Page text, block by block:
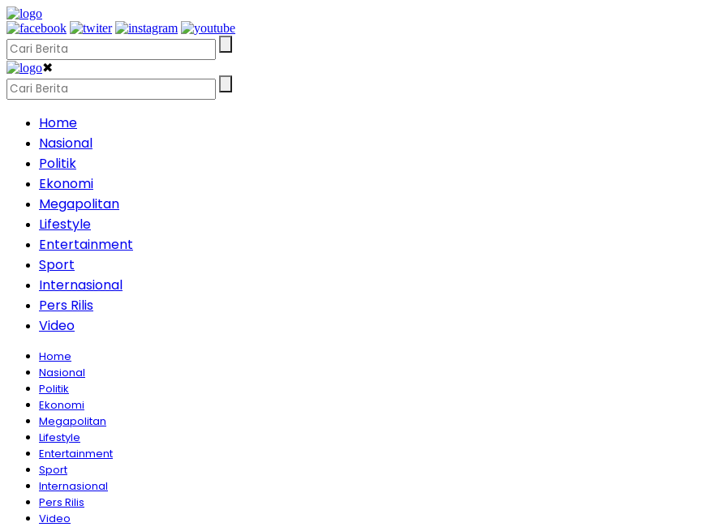
✖
Home
Nasional
Politik
Ekonomi
Megapolitan
Lifestyle
Entertainment
Sport
Internasional
Pers Rilis
Video
Home
Nasional
Politik
Ekonomi
Megapolitan
Lifestyle
Entertainment
Sport
Internasional
Pers Rilis
Video